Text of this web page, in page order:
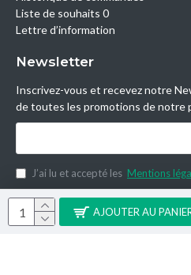
AJOUTER AU
Liste de souhaits 0
Lettre d’information
Newsletter
Inscrivez-vous et recevez notre
de toutes les promotions de notre
J’ai lu et accepté les Mentions
Copyright © 2014, Parashop.tn, All